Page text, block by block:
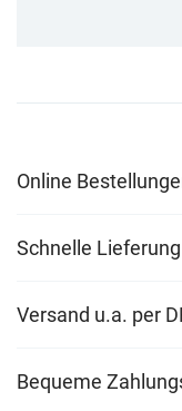
Online
Schnelle Lieferung
Versand u.a. per
Bequeme